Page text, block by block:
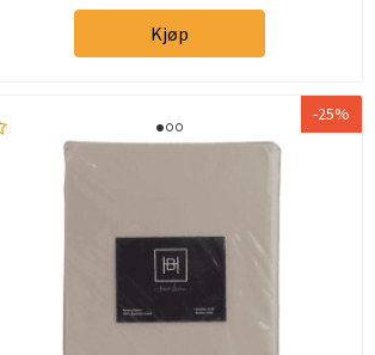
Kjøp
-25%